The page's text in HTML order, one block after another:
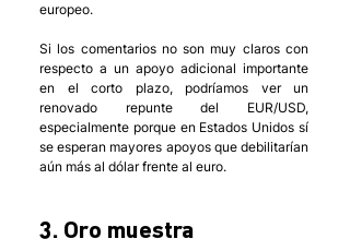
europeo.
Si los comentarios no son muy claros con
respecto a un apoyo adicional importante
en el corto plazo, podríamos ver un
renovado repunte del EUR/USD,
especialmente porque en Estados Unidos sí
se esperan mayores apoyos que debilitarían
aún más al dólar frente al euro.
3. Oro muestra